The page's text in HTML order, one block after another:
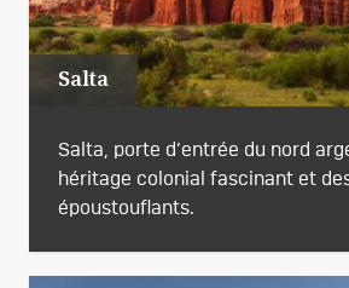
Salta
Salta, porte d’entrée du nord
héritage colonial fascinant et
époustouflants.